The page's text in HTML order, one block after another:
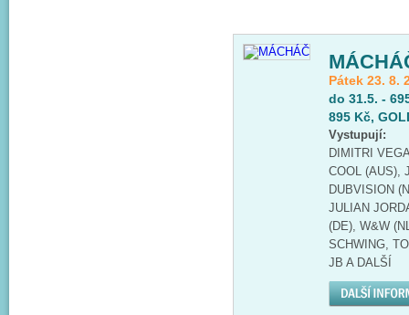
Pátek 23. 8.
do 31.5. -
895 Kč,
Vystupují:
DIMITRI
COOL (AUS),
DUBVISION
JULIAN
(DE), W&W
SCHWING,
JB A DALŠÍ